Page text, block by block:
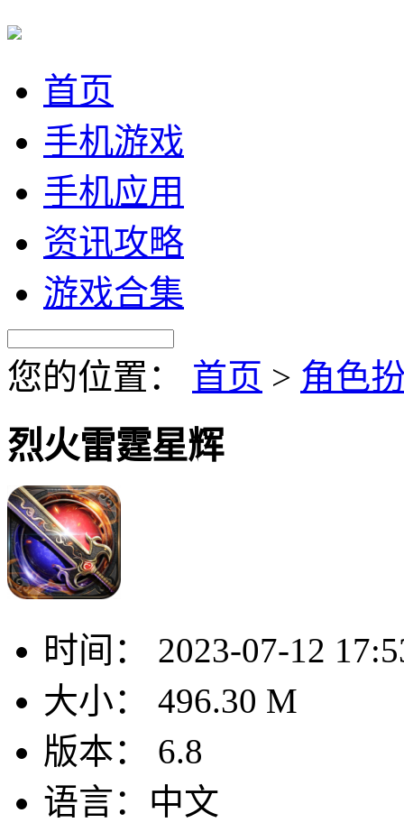
首页
手机游戏
手机应用
资讯攻略
游戏合集
您的位置： 首页 > 角色
烈火雷霆星辉
时间：
2023-07-12
大小：
496.30 M
版本：
6.8
语言： 中文